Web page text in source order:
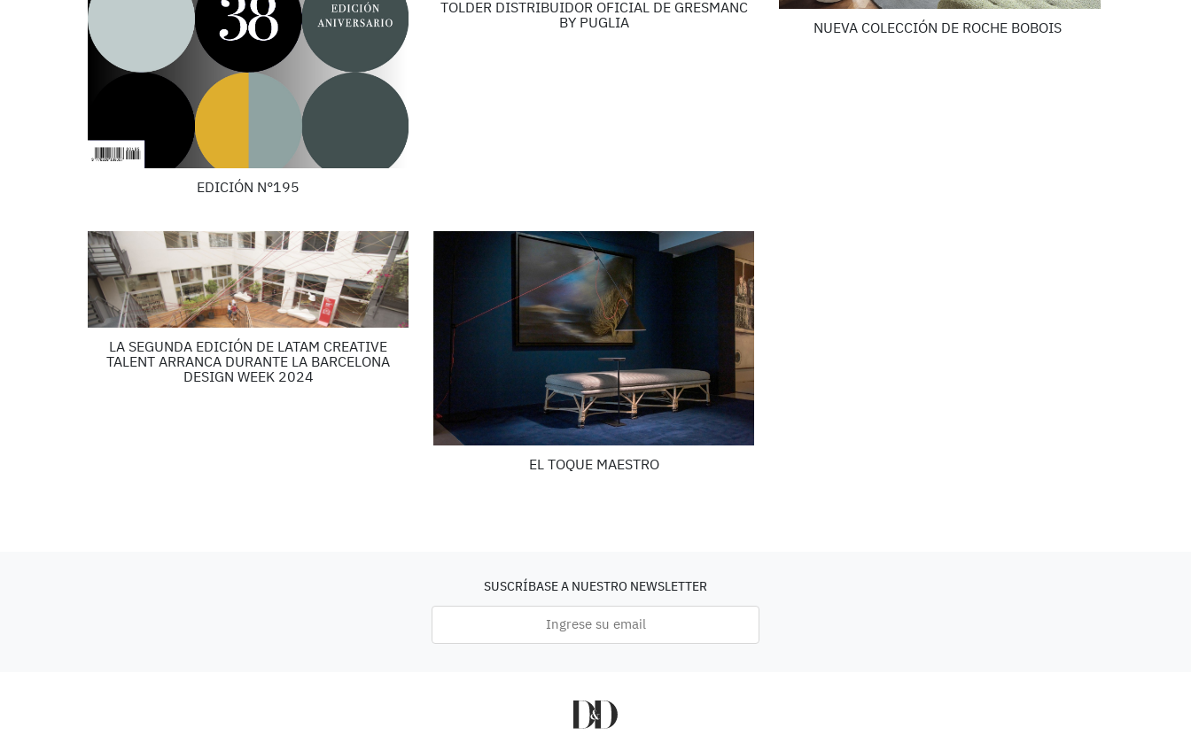
EDICIÓN N°195
TOLDER DISTRIBUIDOR OFICIAL DE GRESMANC
BY PUGLIA
NUEVA COLECCIÓN DE ROCHE BOBOIS
LA SEGUNDA EDICIÓN DE LATAM CREATIVE
TALENT ARRANCA DURANTE LA BARCELONA
DESIGN WEEK 2024
EL TOQUE MAESTRO
SUSCRÍBASE A NUESTRO NEWSLETTER